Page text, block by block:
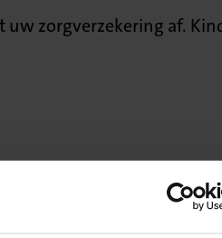
zorgverzekering af.